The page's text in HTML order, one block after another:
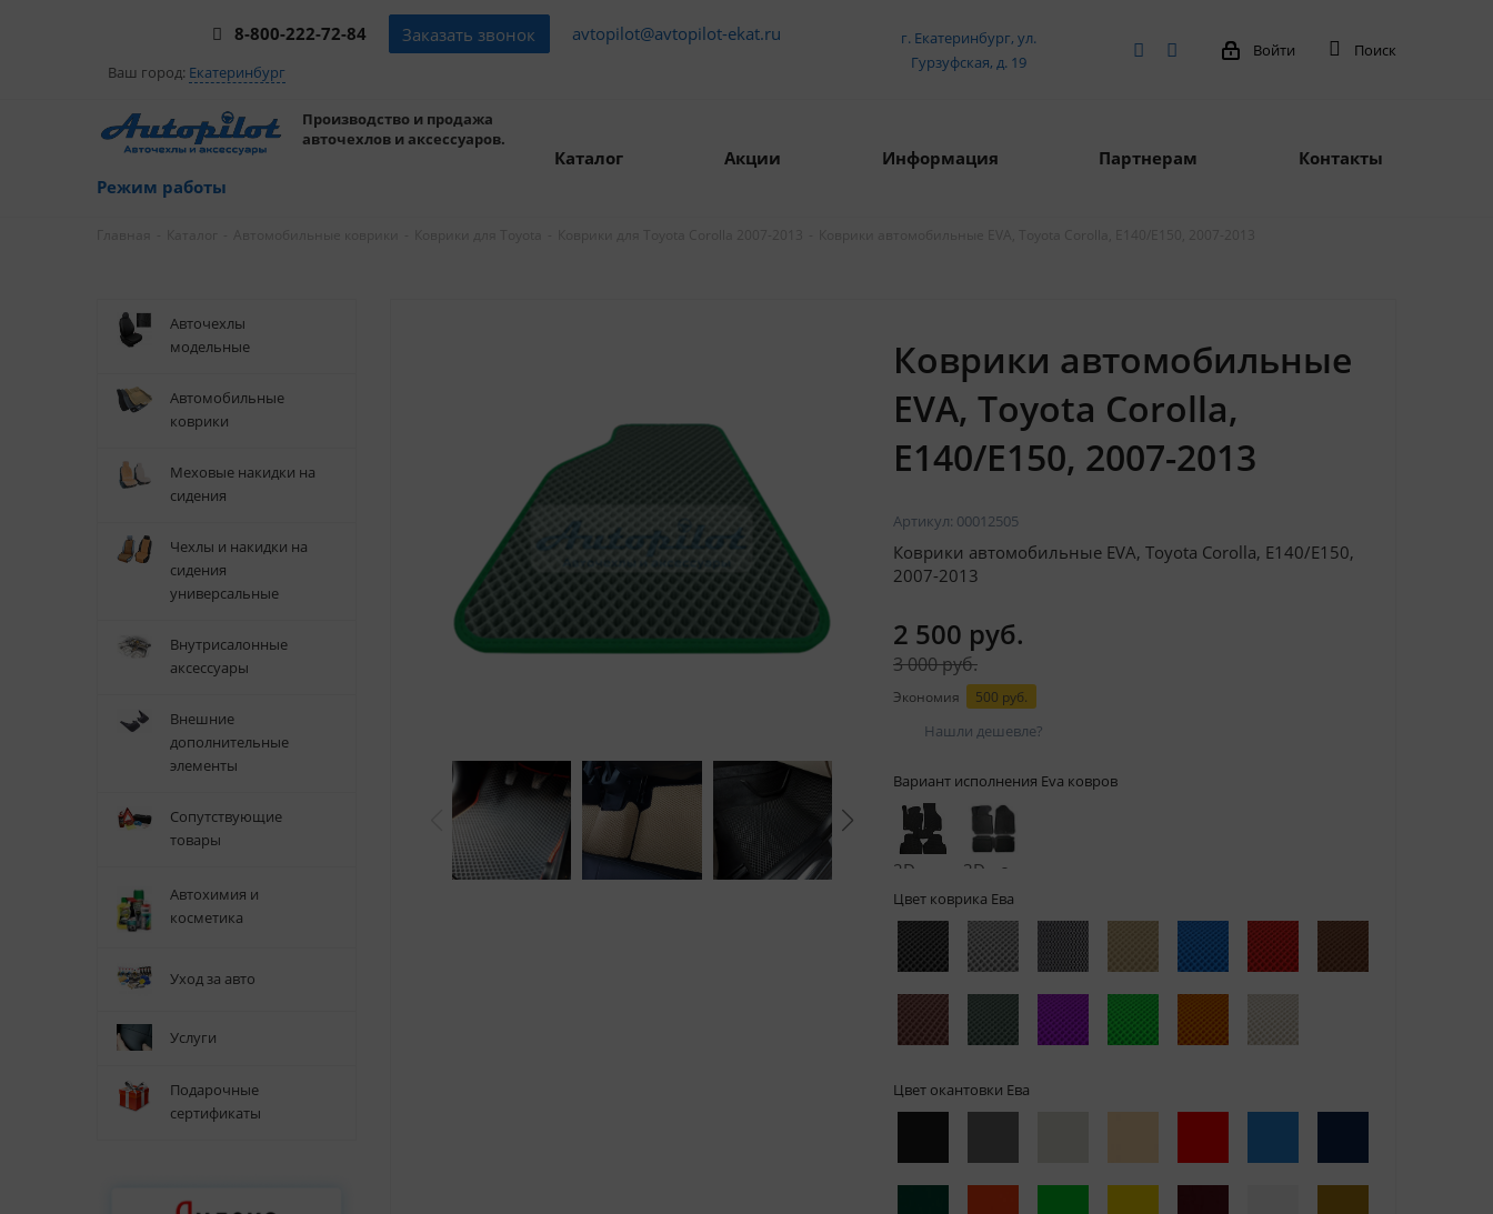
8-800-222-72-84 Заказать звонок avtopilot@avtopilot-ekat.ru
Ваш город: Екатеринбург
г. Екатеринбург, ул.
Гурзуфская, д. 19
Войти Поиск
Производство и продажа
авточехлов и аксессуаров.
Режим работы
Каталог Акции Информация Партнерам Контакты
Авточехлы
модельные
Автомобильные
коврики
Меховые накидки на
сидения
Чехлы и накидки на
сидения
универсальные
Внутрисалонные
аксессуары
Внешние
дополнительные
элементы
Сопутствующие
товары
Автохимия и
косметика
Уход за авто
Услуги
Подарочные
сертификаты
Коврики автомобильные
EVA, Toyota Corolla,
E140/E150, 2007-2013
Артикул: 00012505
Коврики автомобильные EVA, Toyota Corolla, E140/E150,
2007-2013
2 500 руб.
3 000 руб.
Экономия 500 руб.
Нашли дешевле?
Вариант исполнения Eva ковров
2D -
без
бортов
3D - с
бортами
Цвет коврика Ева
Цвет окантовки Ева